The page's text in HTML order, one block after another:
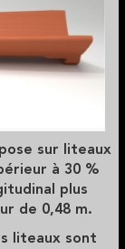
sur liteaux
à 30 %
plus
de 0,48 m.
liteaux sont